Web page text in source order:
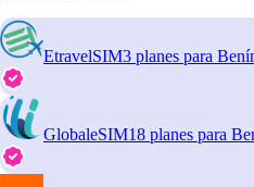
EtravelSIM3 planes para
GlobaleSIM18 planes para